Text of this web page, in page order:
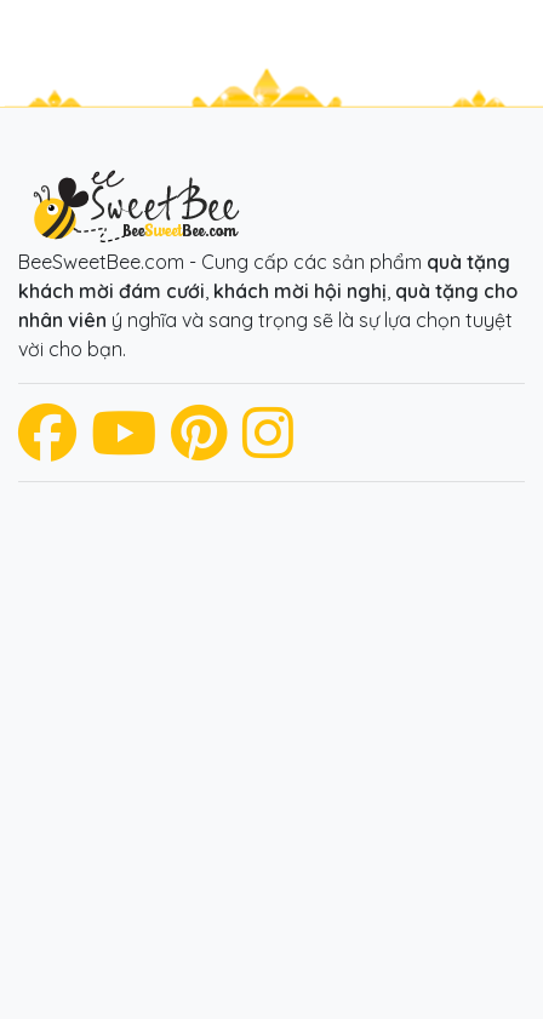
BeeSweetBee.com - Cung cấp các sản phẩm quà tặng
khách mời đám cưới khách mời hội nghị quà tặng cho
nhân viên ý nghĩa và sang trọng sẽ là sự lựa chọn tuyệt
vời cho bạn.